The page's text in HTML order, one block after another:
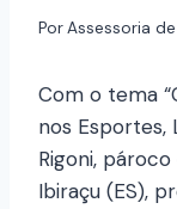
PorAssessoria
Com o tema
nos Esportes,
Rigoni,
Ibiraçu (ES),